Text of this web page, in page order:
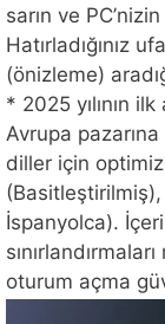
sarın ve
Hatırladığınız
(önizleme)
* 2025 yılının
Avrupa pazarına
diller için
İspanyolca).
oturum açma